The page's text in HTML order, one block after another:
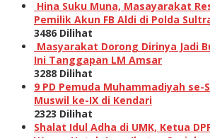
Hina Suku Muna, Masayarakat
Pemilik Akun FB Aldi di Polda
3486 Dilihat
Masyarakat Dorong Dirinya Jadi
Ini Tanggapan LM Amsar
3288 Dilihat
9 PD Pemuda Muhammadiyah
Muswil ke-IX di Kendari
2323 Dilihat
Shalat Idul Adha di UMK, Ketua